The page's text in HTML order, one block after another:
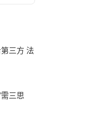
三方 法
三思